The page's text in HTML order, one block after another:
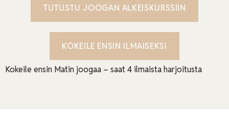
TUTUSTU JOOGAN ALKEISKURSSIIN
KOKEILE ENSIN ILMAISEKSI
Kokeile ensin Matin joogaa – saat 4 ilmaista harjoitusta